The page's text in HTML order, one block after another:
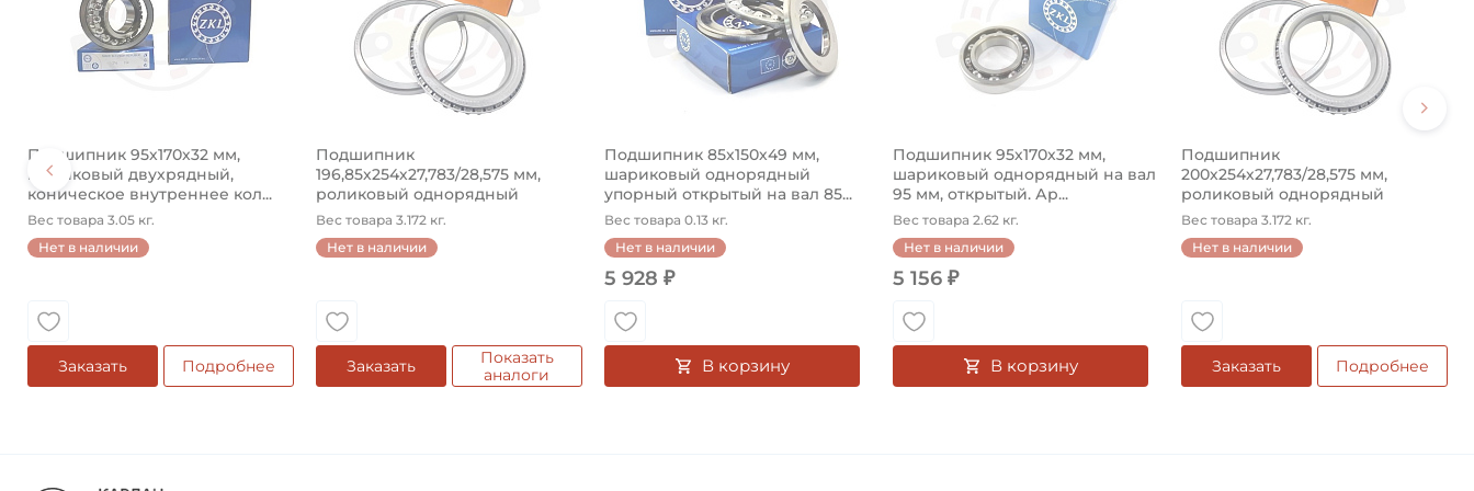
Подшипник 95х170х32 мм,
шариковый двухрядный,
коническое внутреннее кол...
Вес товара 3.05 кг.
Нет в наличии
Заказать Подробнее
Подшипник
196,85х254х27,783/28,575 мм,
роликовый однорядный
конический ...
Вес товара 3.172 кг.
Нет в наличии
Заказать
Показать
аналоги
Подшипник 85х150х49 мм,
шариковый однорядный
упорный открытый на вал 85...
Вес товара 0.13 кг.
Нет в наличии
5 928 ₽
В корзину
Подшипник 95х170х32 мм,
шариковый однорядный на вал
95 мм, открытый. Ар...
Вес товара 2.62 кг.
Нет в наличии
5 156 ₽
В корзину
Подшипник
200х254х27,783/28,575 мм,
роликовый однорядный
конический на ...
Вес товара 3.172 кг.
Нет в наличии
Заказать Подробнее